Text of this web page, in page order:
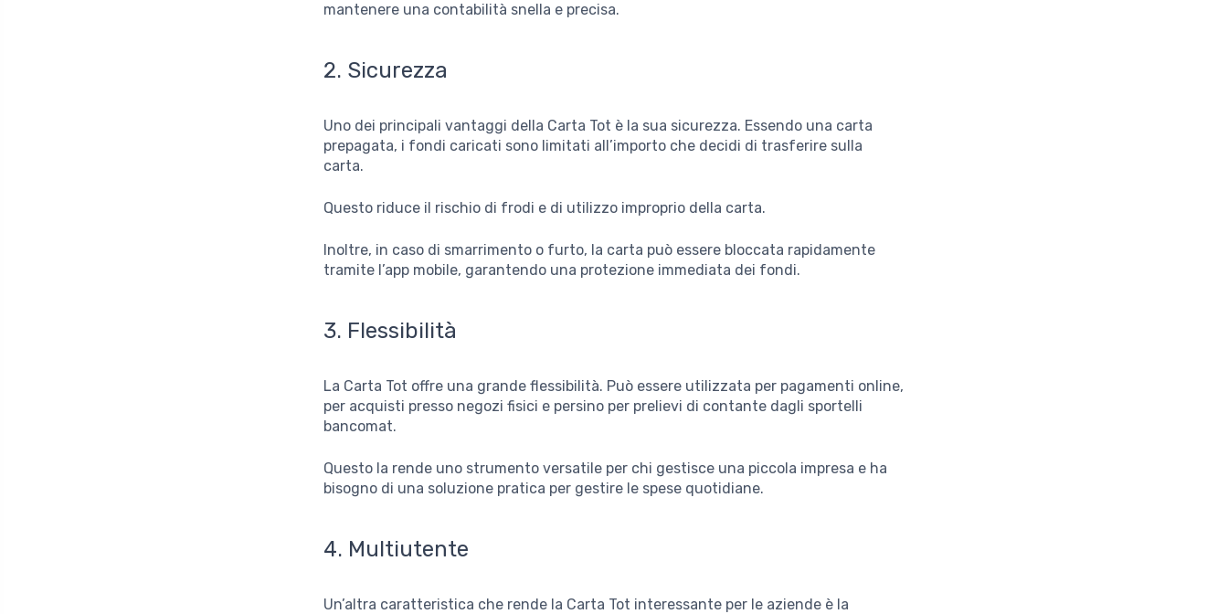
mantenere una contabilità snella e precisa.
2. Sicurezza
Uno dei principali vantaggi della Carta Tot è la sua sicurezza. Essendo una carta
prepagata, i fondi caricati sono limitati all’importo che decidi di trasferire sulla
carta.
Questo riduce il rischio di frodi e di utilizzo improprio della carta.
Inoltre, in caso di smarrimento o furto, la carta può essere bloccata rapidamente
tramite l’app mobile, garantendo una protezione immediata dei fondi.
3. Flessibilità
La Carta Tot offre una grande flessibilità. Può essere utilizzata per pagamenti online,
per acquisti presso negozi fisici e persino per prelievi di contante dagli sportelli
bancomat.
Questo la rende uno strumento versatile per chi gestisce una piccola impresa e ha
bisogno di una soluzione pratica per gestire le spese quotidiane.
4. Multiutente
Un’altra caratteristica che rende la Carta Tot interessante per le aziende è la